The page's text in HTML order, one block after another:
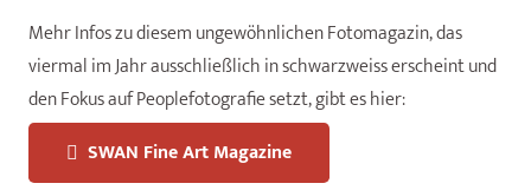
Mehr Infos zu diesem ungewöhnlichen Fotomagazin, das
viermal im Jahr ausschließlich in schwarzweiss erscheint und
den Fokus auf Peoplefotografie setzt, gibt es hier:
SWAN Fine Art Magazine